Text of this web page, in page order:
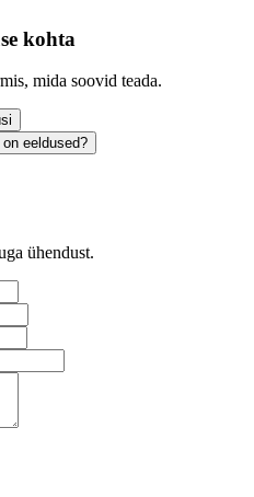
kohta
mida soovid teada.
on eeldused?
ühendust.